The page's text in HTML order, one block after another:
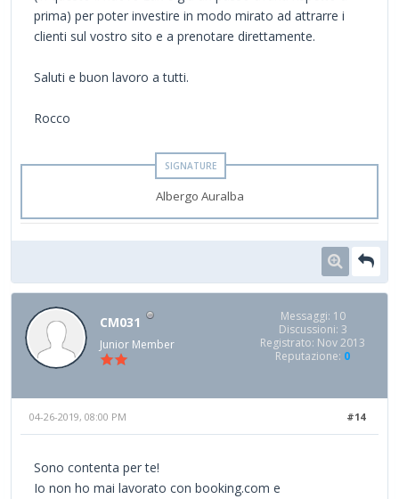
prima) per poter investire in modo mirato ad attrarre i
clienti sul vostro sito e a prenotare direttamente.
Saluti e buon lavoro a tutti.
Rocco
Albergo Auralba
CM031
Junior Member
Messaggi: 10
Discussioni: 3
Registrato: Nov 2013
Reputazione: 0
#14
04-26-2019, 08:00 PM
Sono contenta per te!
Io non ho mai lavorato con booking.com e